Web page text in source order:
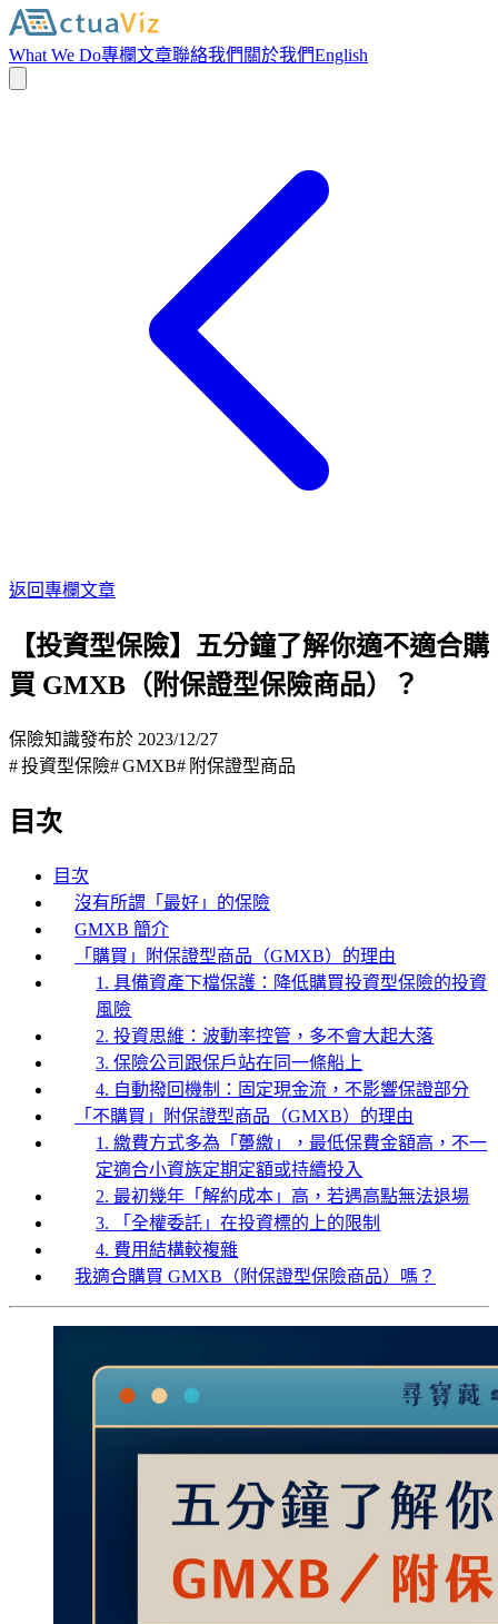
What We Do專欄文章聯絡我們 關於我們English
返回專欄文章
【投資型保險】五分鐘了解你適不適合購
買 GMXB（附保證型保險商品）？
保險知識發布於 2023/12/27
#投資型保險#GMXB# 附保證型商品
目次
目次
沒有所謂「最好」的保險
GMXB 簡介
「購買」附保證型商品（GMXB）的理由
1. 具備資產下檔保護：降低購買投資型保險的投資
風險
2. 投資思維：波動率控管，多不會大起大落
3. 保險公司跟保戶站在同一條船上
4. 自動撥回機制：固定現金流，不影響保證部分
「不購買」附保證型商品（GMXB）的理由
1. 繳費方式多為「躉繳」，最低保費金額高，不一
定適合小資族定期定額或持續投入
2. 最初幾年「解約成本」高，若遇高點無法退場
3. 「全權委託」在投資標的上的限制
4. 費用結構較複雜
我適合購買 GMXB（附保證型保險商品）嗎？